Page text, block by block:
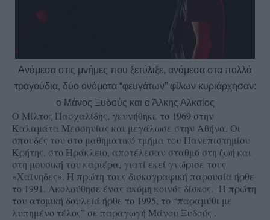
Ανάμεσα στις μνήμες που ξετύλιξε, ανάμεσα στα πολλά
τραγούδια, δύο ονόματα “φευγάτων” φίλων κυριάρχησαν:
ο Μάνος Ξυδούς και ο Άλκης Αλκαίος
Ο Μίλτος Πασχαλίδης, γεννήθηκε το 1969 στην
Καλαμάτα Μεσσηνίας και μεγάλωσε στην Αθήνα. Οι
σπουδές του στο μαθηματικό τμήμα του Πανεπιστημίου
Κρήτης, στο Ηράκλειο, αποτέλεσαν σταθμό στη ζωή και
στη μουσική του καριέρα, γιατί εκεί γνώρισε τους
«Χαϊνηδες». Η πρώτη τους δισκογραφική παρουσία ήρθε
το 1991. Ακολούθησε ένας ακόμη κοινός δίσκος. Η πρώτη
του ατομική δουλειά ήρθε το 1995, το “παραμύθι με
λυπημένο τέλος” σε παραγωγή Μάνου Ξυδούς .